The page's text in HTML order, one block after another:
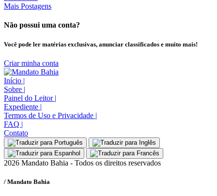
Mais Postagens
Não possui uma conta?
Você pode ler matérias exclusivas, anunciar classificados e muito mais!
Criar minha conta
Início |
Sobre |
Painel do Leitor |
Expediente |
Termos de Uso e Privacidade |
FAQ |
Contato
2026 Mandato Bahia - Todos os direitos reservados
/ Mandato Bahia